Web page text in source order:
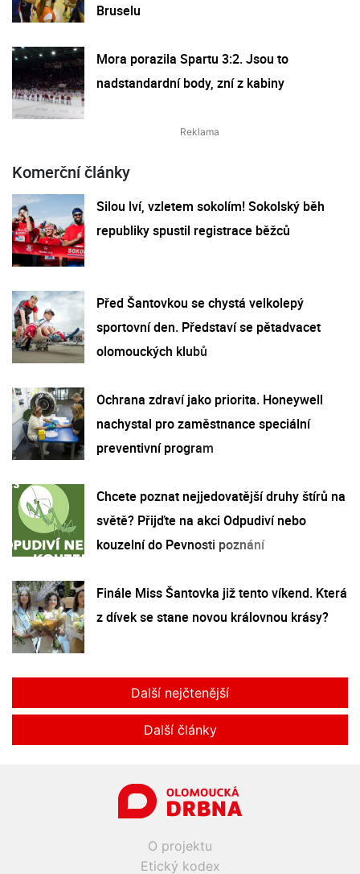
Bruselu
Mora porazila Spartu 3:2. Jsou to
nadstandardní body, zní z kabiny
Komerční články
Silou lví, vzletem sokolím! Sokolský běh
republiky spustil registrace běžců
Před Šantovkou se chystá velkolepý
sportovní den. Představí se pětadvacet
olomouckých klubů
Ochrana zdraví jako priorita. Honeywell
nachystal pro zaměstnance speciální
preventivní program
Chcete poznat nejjedovatější druhy štírů na
světě? Přijďte na akci Odpudiví nebo
kouzelní do Pevnosti poznání
Finále Miss Šantovka již tento víkend. Která
z dívek se stane novou královnou krásy?
Další nejčtenější
Další články
O projektu
Etický kodex